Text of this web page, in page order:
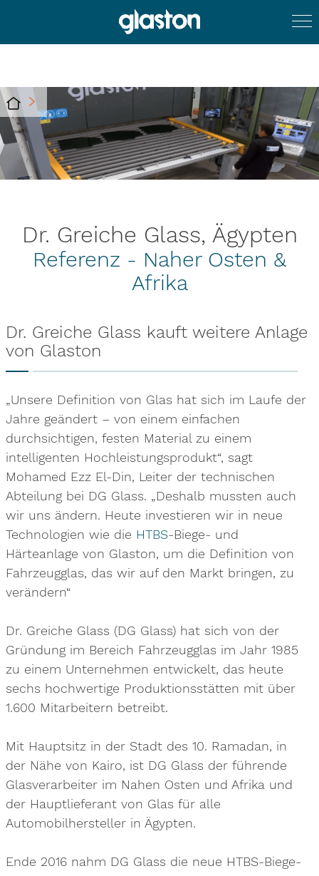
Dr. Greiche Glass, Ägypten
Referenz - Naher Osten &
Afrika
Dr. Greiche Glass kauft weitere Anlage
von Glaston
„Unsere Definition von Glas hat sich im Laufe der
Jahre geändert – von einem einfachen
durchsichtigen, festen Material zu einem
intelligenten Hochleistungsprodukt“, sagt
Mohamed Ezz El-Din, Leiter der technischen
Abteilung bei DG Glass. „Deshalb mussten auch
wir uns ändern. Heute investieren wir in neue
Technologien wie die HTBS-Biege- und
Härteanlage von Glaston, um die Definition von
Fahrzeugglas, das wir auf den Markt bringen, zu
verändern“
Dr. Greiche Glass (DG Glass) hat sich von der
Gründung im Bereich Fahrzeugglas im Jahr 1985
zu einem Unternehmen entwickelt, das heute
sechs hochwertige Produktionsstätten mit über
1.600 Mitarbeitern betreibt.
Mit Hauptsitz in der Stadt des 10. Ramadan, in
der Nähe von Kairo, ist DG Glass der führende
Glasverarbeiter im Nahen Osten und Afrika und
der Hauptlieferant von Glas für alle
Automobilhersteller in Ägypten.
Ende 2016 nahm DG Glass die neue HTBS-Biege-